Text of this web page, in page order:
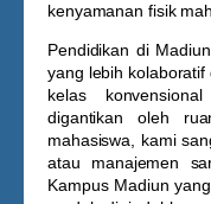
kenyamanan fisik
Pendidikan di
yang lebih
kelas
digantikan oleh
mahasiswa, kami
atau manajemen
Kampus Madiun